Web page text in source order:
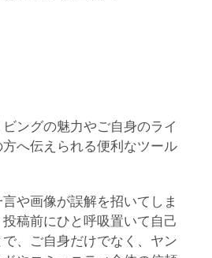
ングの魅力やご自身のライ
へ伝えられる便利なツール
や画像が誤解を招いてしま
稿前にひと呼吸置いて自己
、ご自身だけでなく、ヤン